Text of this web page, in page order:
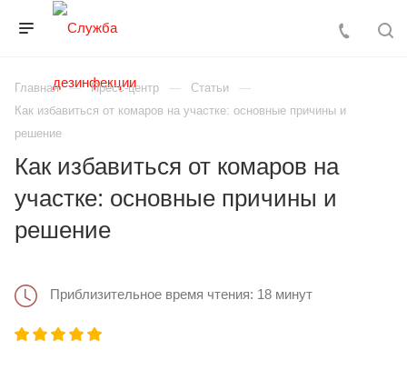
Главная Пресс-центр
Статьи
Как избавиться от комаров на участке: основные причины и
решение
Как избавиться от комаров на
участке: основные причины и
решение
Приблизительное время чтения: 18 минут